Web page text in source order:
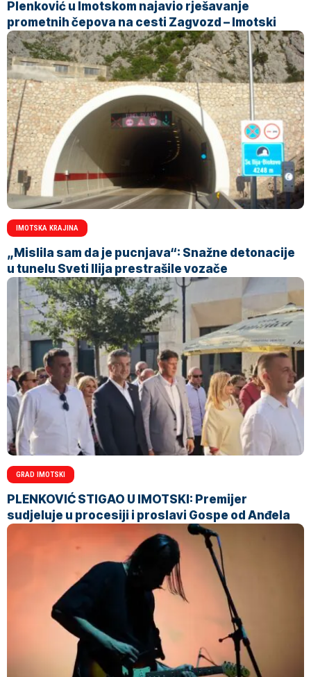
Plenković u Imotskom najavio rješavanje
prometnih čepova na cesti Zagvozd – Imotski
IMOTSKA KRAJINA
„Mislila sam da je pucnjava“: Snažne detonacije
u tunelu Sveti Ilija prestrašile vozače
GRAD IMOTSKI
PLENKOVIĆ STIGAO U IMOTSKI: Premijer
sudjeluje u procesiji i proslavi Gospe od Anđela